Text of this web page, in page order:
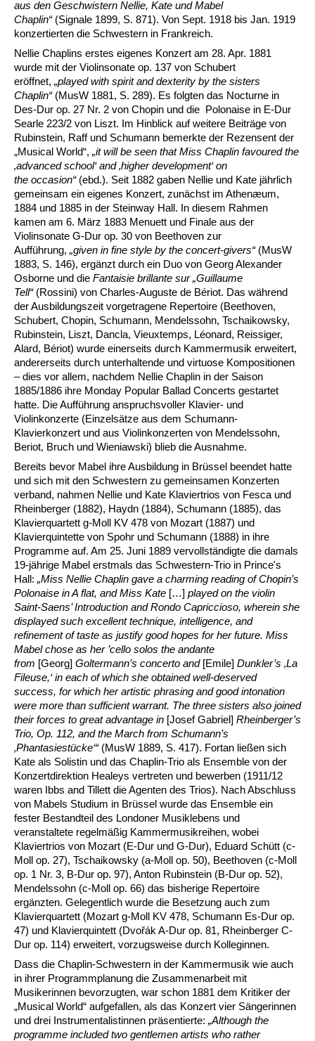
aus den Geschwistern Nellie, Kate und Mabel
Chaplin“(Signale 1899, S. 871). Von Sept. 1918 bis Jan. 1919
konzertierten die Schwestern in Frankreich.
Nellie Chaplins erstes eigenes Konzert am 28. Apr. 1881
wurde mit der Violinsonate op. 137 von Schubert
eröffnet, „played with spirit and dexterity by the sisters
Chaplin“(MusW 1881, S. 289). Es folgten das Nocturne in
Des-Dur op. 27 Nr. 2 von Chopin und die Polonaise in E-Dur
Searle 223/2 von Liszt. Im Hinblick auf weitere Beiträge von
Rubinstein, Raff und Schumann bemerkte der Rezensent der
„Musical World“, „it will be seen thatMiss Chaplin favoured the
‚advanced school‘ and ‚higher development‘ on
the occasion“(ebd.). Seit 1882 gaben Nellie und Kate jährlich
gemeinsam ein eigenes Konzert, zunächst im Athenæum,
1884 und 1885 in der Steinway Hall. In diesem Rahmen
kamen am 6. März 1883 Menuett und Finale aus der
Violinsonate G-Dur op. 30 von Beethoven zur
Aufführung, „given in fine style by the concert-givers“(MusW
1883, S. 146), ergänzt durch ein Duo von Georg Alexander
Osborne und die Fantaisie brillante sur „Guillaume
Tell“(Rossini) von Charles-Auguste de Bériot. Das während
der Ausbildungszeit vorgetragene Repertoire (Beethoven,
Schubert, Chopin, Schumann, Mendelssohn, Tschaikowsky,
Rubinstein, Liszt, Dancla, Vieuxtemps, Léonard, Reissiger,
Alard, Bériot) wurde einerseits durch Kammermusik erweitert,
andererseits durch unterhaltende und virtuose Kompositionen
– dies vor allem, nachdem Nellie Chaplin in der Saison
1885/1886 ihre Monday Popular Ballad Concerts gestartet
hatte. Die Aufführung anspruchsvoller Klavier- und
Violinkonzerte (Einzelsätze aus dem Schumann-
Klavierkonzert und aus Violinkonzerten von Mendelssohn,
Beriot, Bruch und Wieniawski) blieb die Ausnahme.
Bereits bevor Mabel ihre Ausbildung in Brüssel beendet hatte
und sich mit den Schwestern zu gemeinsamen Konzerten
verband, nahmen Nellie und Kate Klaviertrios von Fesca und
Rheinberger (1882), Haydn (1884), Schumann (1885), das
Klavierquartett g-Moll KV 478 von Mozart (1887) und
Klavierquintette von Spohr und Schumann (1888) in ihre
Programme auf. Am 25. Juni 1889 vervollständigte die damals
19-jährige Mabel erstmals das Schwestern-Trio in Prince's
Hall: „Miss Nellie Chaplin gave a charming reading of Chopin’s
Polonaise in A flat, and Miss Kate […] played on the violin
Saint-Saens’ Introduction and Rondo Capriccioso, wherein she
displayed such excellent technique, intelligence, and
refinement of taste as justify good hopes for her future. Miss
Mabel chose as her ’cello solos the andante
from [Georg] Goltermann’s concerto and [Emile] Dunkler’s ‚La
Fileuse,‘ in each of which she obtained well-deserved
success, for which her artistic phrasing and good intonation
were more than sufficient warrant. The three sisters also joined
their forces to great advantage in [Josef Gabriel] Rheinberger’s
Trio, Op. 112, and the March from Schumann’s
‚Phantasiestücke‘“ (MusW 1889, S. 417). Fortan ließen sich
Kate als Solistin und das Chaplin-Trio als Ensemble von der
Konzertdirektion Healeys vertreten und bewerben (1911/12
waren Ibbs and Tillett die Agenten des Trios). Nach Abschluss
von Mabels Studium in Brüssel wurde das Ensemble ein
fester Bestandteil des Londoner Musiklebens und
veranstaltete regelmäßig Kammermusikreihen, wobei
Klaviertrios von Mozart (E-Dur und G-Dur), Eduard Schütt (c-
Moll op. 27), Tschaikowsky (a-Moll op. 50), Beethoven (c-Moll
op. 1 Nr. 3, B-Dur op. 97), Anton Rubinstein (B-Dur op. 52),
Mendelssohn (c-Moll op. 66) das bisherige Repertoire
ergänzten. Gelegentlich wurde die Besetzung auch zum
Klavierquartett (Mozart g-Moll KV 478, Schumann Es-Dur op.
47) und Klavierquintett (Dvořák A-Dur op. 81, Rheinberger C-
Dur op. 114) erweitert, vorzugsweise durch Kolleginnen.
Dass die Chaplin-Schwestern in der Kammermusik wie auch
in ihrer Programmplanung die Zusammenarbeit mit
Musikerinnen bevorzugten, war schon 1881 dem Kritiker der
„Musical World“ aufgefallen, als das Konzert vier Sängerinnen
und drei Instrumentalistinnen präsentierte: „Although the
programme included two gentlemen artists who rather